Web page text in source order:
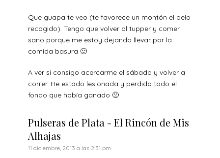
Que guapa te veo (te favorece un montón el pelo
recogido). Tengo que volver al tupper y comer
sano porque me estoy dejando llevar por la
comida basura 🙂
A ver si consigo acercarme el sábado y volver a
correr. He estado lesionada y perdido todo el
fondo que había ganado 🙁
Pulseras de Plata - El Rincón de Mis
Alhajas
11 diciembre, 2013 a las 2:31 pm